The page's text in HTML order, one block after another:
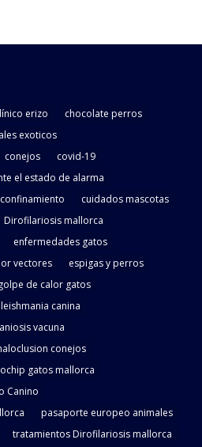
erizo
chocolate perros
exoticos
conejos
covid-19
el estado de alarma
cuidados mascotas
Dirofilariosis mallorca
enfermedades gatos
vectores
espigas y perros
golpe de calor gatos
leishmania canina
vacuna
conejos
gatos mallorca
Canino
pasaporte europeo animales
tratamientos Dirofilariosis mallorca